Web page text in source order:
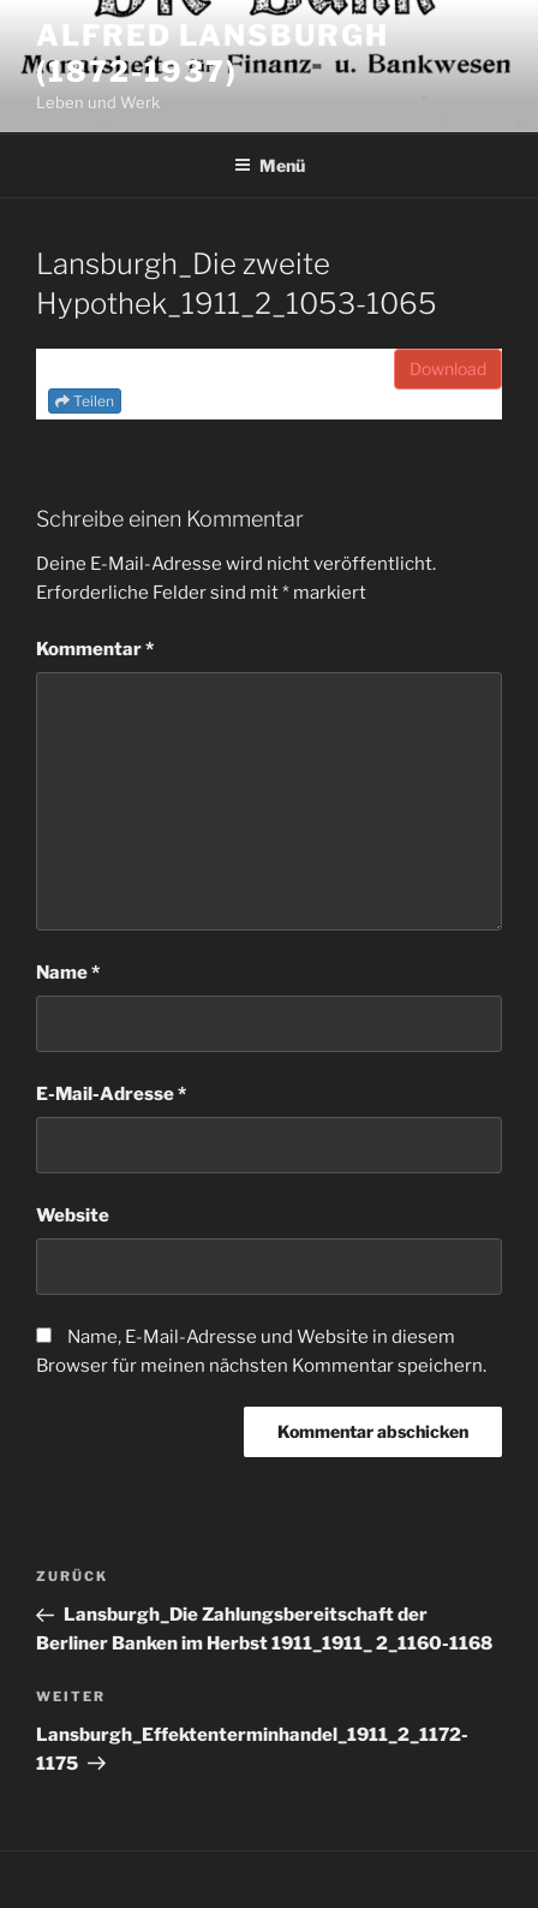
Inhalt
springen
ALFRED LANSBURGH
(1872-1937)
Leben und Werk
Menü
Lansburgh_Die zweite
Hypothek_1911_2_1053-1065
Download
Teilen
Schreibe einen Kommentar
Deine E-Mail-Adresse wird nicht veröffentlicht.
Erforderliche Felder sind mit* markiert
Kommentar*
Name*
E-Mail-Adresse*
Website
Name, E-Mail-Adresse und Website in diesem
Browser für meinen nächsten Kommentar speichern.
Beitragsnavigation
Vorheriger
Beitrag
ZURÜCK
Lansburgh_Die Zahlungsbereitschaft der
Berliner Banken im Herbst 1911_1911_ 2_1160-1168
Nächster
Beitrag
WEITER
Lansburgh_Effektenterminhandel_1911_2_1172-
1175